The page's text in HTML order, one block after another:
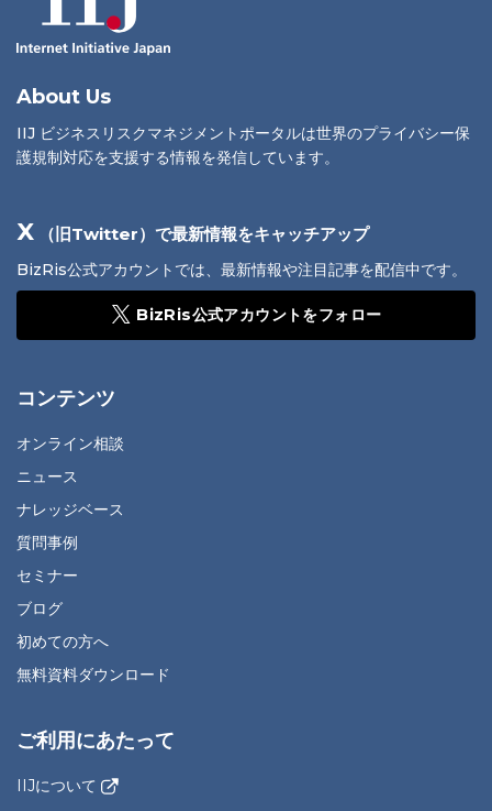
About Us
IIJ ビジネスリスクマネジメントポータルは世界のプライバシー保
護規制対応を支援する情報を発信しています。
X （旧Twitter）で最新情報をキャッチアップ
BizRis公式アカウントでは、最新情報や注目記事を配信中です。
BizRis公式アカウントをフォロー
コンテンツ
オンライン相談
ニュース
ナレッジベース
質問事例
セミナー
ブログ
初めての方へ
無料資料ダウンロード
ご利用にあたって
IIJについて